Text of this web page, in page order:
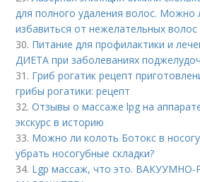
для полного удаления волос. Можно
избавиться от нежелательных волос
30. Питание для профилактики и
ДИЕТА при заболеваниях
31. Гриб рогатик рецепт
грибы рогатики: рецепт
32.Отзывы о массаже lpg на
экскурс в историю
33. Можно ли колоть Ботокс в
убрать носогубные складки?
34. Lgp массаж, что это.